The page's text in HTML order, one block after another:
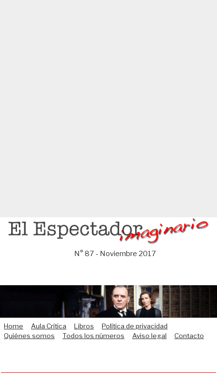
Saltar
N° 87 - Noviembre 2017
Home Aula Crítica Libros
Política de privacidad
Quiénes somos
Todos los números Aviso legal Contacto